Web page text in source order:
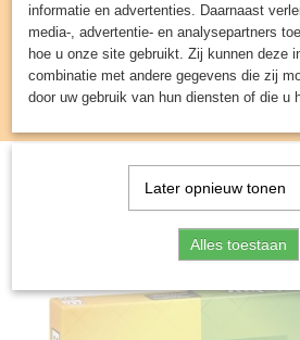
Inloggen Registreren
Spellen & Puzzels>
informatie en advertenties. Daarnaast
media-, advertentie- en analysepartners
hoe u onze site gebruikt. Zij kunnen deze
combinatie met andere gegevens die zij
door uw gebruik van hun diensten of die u
Later opnieuw tonen
Alles toestaan